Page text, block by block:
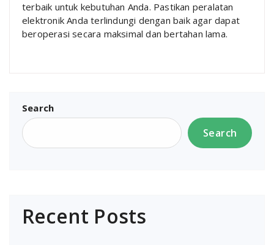
terbaik untuk kebutuhan Anda. Pastikan peralatan
elektronik Anda terlindungi dengan baik agar dapat
beroperasi secara maksimal dan bertahan lama.
Search
Search
Recent Posts